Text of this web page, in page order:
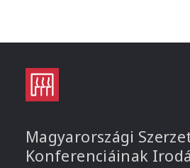
Magyarországi
Konferenciáinak